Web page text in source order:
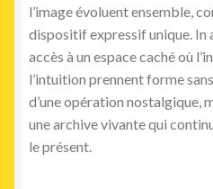
l’image évoluent ensemble,
dispositif expressif unique. In
accès à un espace caché où
l’intuition prennent forme
d’une opération nostalgique,
une archive vivante qui
le présent.